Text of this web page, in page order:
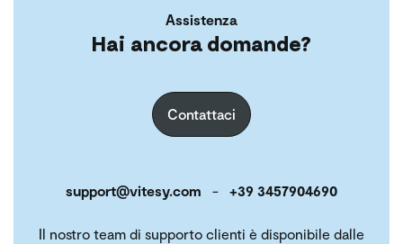
Assistenza
Hai ancora domande?
Contattaci
support@vitesy.com - +39 3457904690
Il nostro team di supporto clienti è disponibile dalle